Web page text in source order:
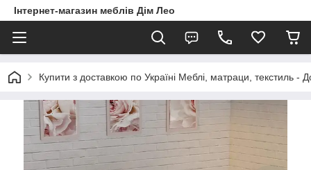
Інтернет-магазин меблів Дім Лео
Купити з доставкою по Україні Меблі, матраци, текстиль -